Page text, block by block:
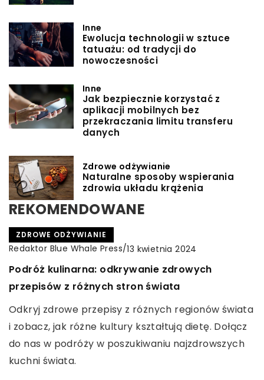
Inne
Ewolucja technologii w sztuce
tatuażu: od tradycji do
nowoczesności
Inne
Jak bezpiecznie korzystać z
aplikacji mobilnych bez
przekraczania limitu transferu
danych
Zdrowe odżywianie
Naturalne sposoby wspierania
zdrowia układu krążenia
REKOMENDOWANE
ZDROWE ODŻYWIANIE
Redaktor Blue Whale Press/13 kwietnia 2024
Podróż kulinarna: odkrywanie zdrowych
przepisów z różnych stron świata
Odkryj zdrowe przepisy z różnych regionów świata
i zobacz, jak różne kultury kształtują dietę. Dołącz
do nas w podróży w poszukiwaniu najzdrowszych
kuchni świata.